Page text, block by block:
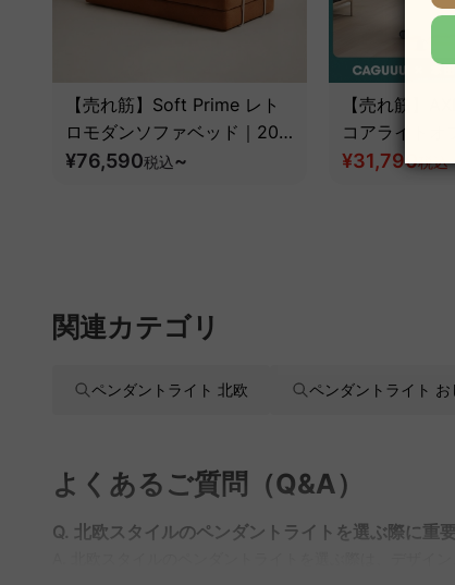
【売れ筋】Soft Prime レト
ロモダンソファベッド｜20
色以上から選べるコーデュロ
¥76,590税込~
【売れ筋】
コアライトオ
¥31,790税込
関連カテゴリ
ペンダントライト 北欧 ペンダントライト お
よくあるご質問（Q&A）
Q. 北欧スタイルのペンダントライトを選ぶ際に重